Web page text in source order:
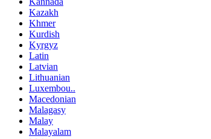
Kazakh
Khmer
Kurdish
Kyrgyz
Latin
Latvian
Lithuanian
Luxembou..
Macedonian
Malagasy
Malay
Malayalam